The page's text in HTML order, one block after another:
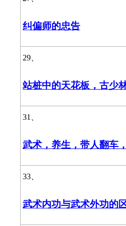
纠偏师的忠告
29、
站桩中的天花板，古少
31、
武术，养生，带人翻车
33、
武术内功与武术外功的